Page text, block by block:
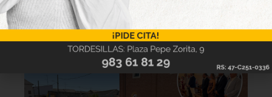
Lo último